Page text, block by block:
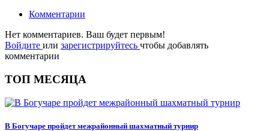
Комментарии
Нет комментариев. Ваш будет первым!
Войдите или зарегистрируйтесь чтобы добавлять
комментарии
ТОП МЕСЯЦА
В Богучаре пройдет межрайонный шахматный турнир